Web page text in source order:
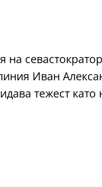
Иван
тежест като